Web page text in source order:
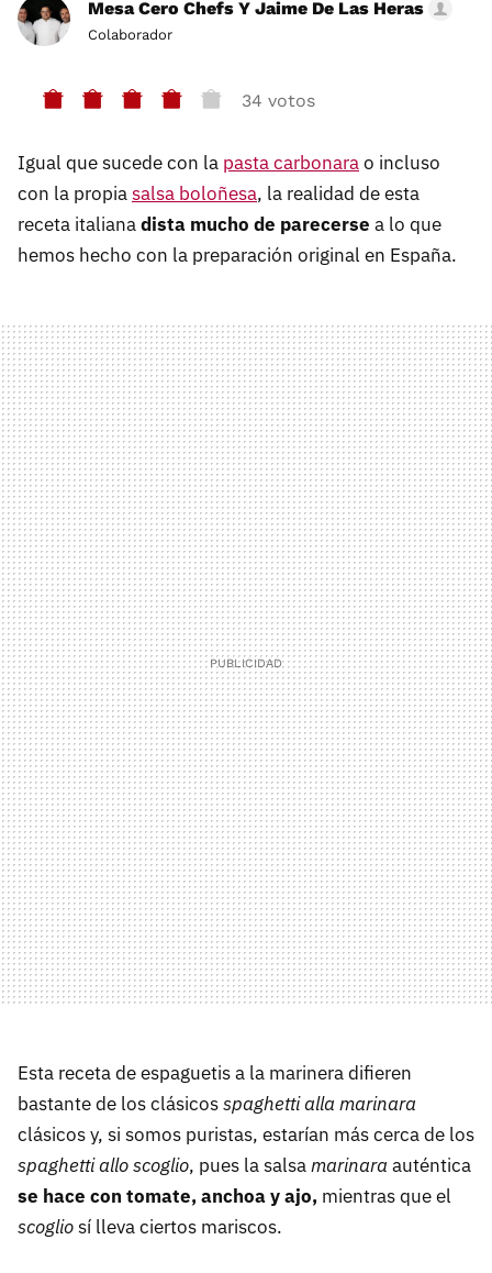
Mesa Cero Chefs Y Jaime De Las Heras
Colaborador
34 votos
Igual que sucede con la pasta carbonarao incluso
con la propiasalsa boloñesa, la realidad de esta
receta italianadista mucho de parecerse a lo que
hemos hecho con la preparación original en España.
Esta receta de espaguetis a la marinera difieren
bastante de los clásicosspaghetti alla marinara
clásicos y, si somos puristas, estarían más cerca de los
spaghetti allo scoglio, pues la salsamarinara auténtica
se hace con tomate, anchoa y ajo, mientras que el
scogliosí lleva ciertos mariscos.